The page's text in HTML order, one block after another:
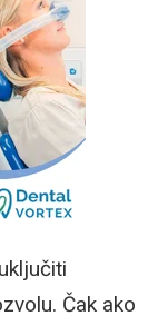
Čak ako